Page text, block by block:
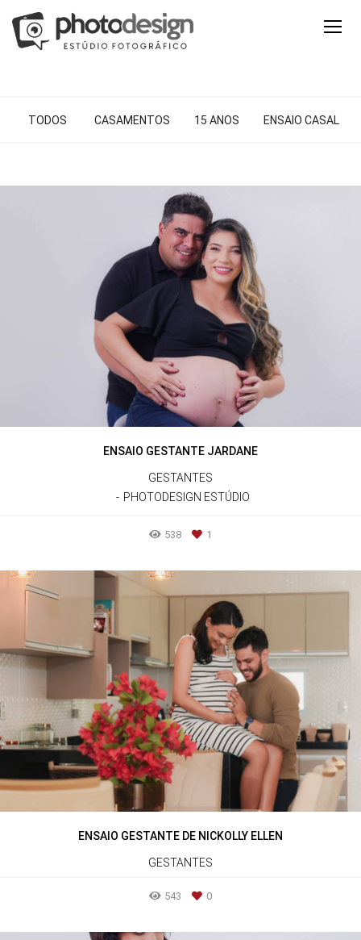
TODOS CASAMENTOS 15 ANOS ENSAIO CASAL
ENSAIO GESTANTE JARDANE
GESTANTES
PHOTODESIGN ESTÚDIO
538 1
ENSAIO GESTANTE DE NICKOLLY ELLEN
GESTANTES
543 0